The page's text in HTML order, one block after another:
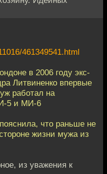
461349541.html
в 2006 году экс-
Литвиненко впервые
работал на
5 и МИ-6
что раньше не
жизни мужа из
из уважения к